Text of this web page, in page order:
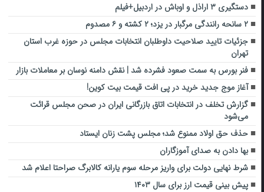
دستگیری ۳ اراذل و اوباش در اردبیل+فیلم
۲ سانحه رانندگی مرگبار در یزد؛ ۲ کشته و ۶ مصدوم
جزئیات تایید صلاحیت داوطلبان انتخابات مجلس در حوزه غرب استان
تهران
فنر بورس به سمت صعود فشرده شد | نقش دامنه نوسان بر معاملات بازار
آغاز موج جدید خرید در پی افت قیمت بیت‌ کوین!
گزارش تخلف در انتخابات اتاق بازرگانی ایران در صحن مجلس قرائت
می‌شود
حذف حق اولاد ممنوع شد؛ مجلس پشت زنان ایستاد
بها دادن به صدای آموزگاران
شرط نهایی دولت برای واریز مرحله سوم یارانه کالابرگ صراحتا اعلام شد
پیش بینی قیمت ارز برای سال ۱۴۰۳